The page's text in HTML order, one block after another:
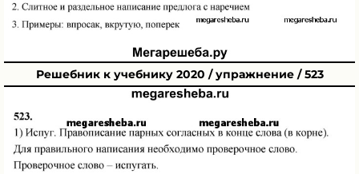
Решебник к учебнику 2020 / упражнение / 523